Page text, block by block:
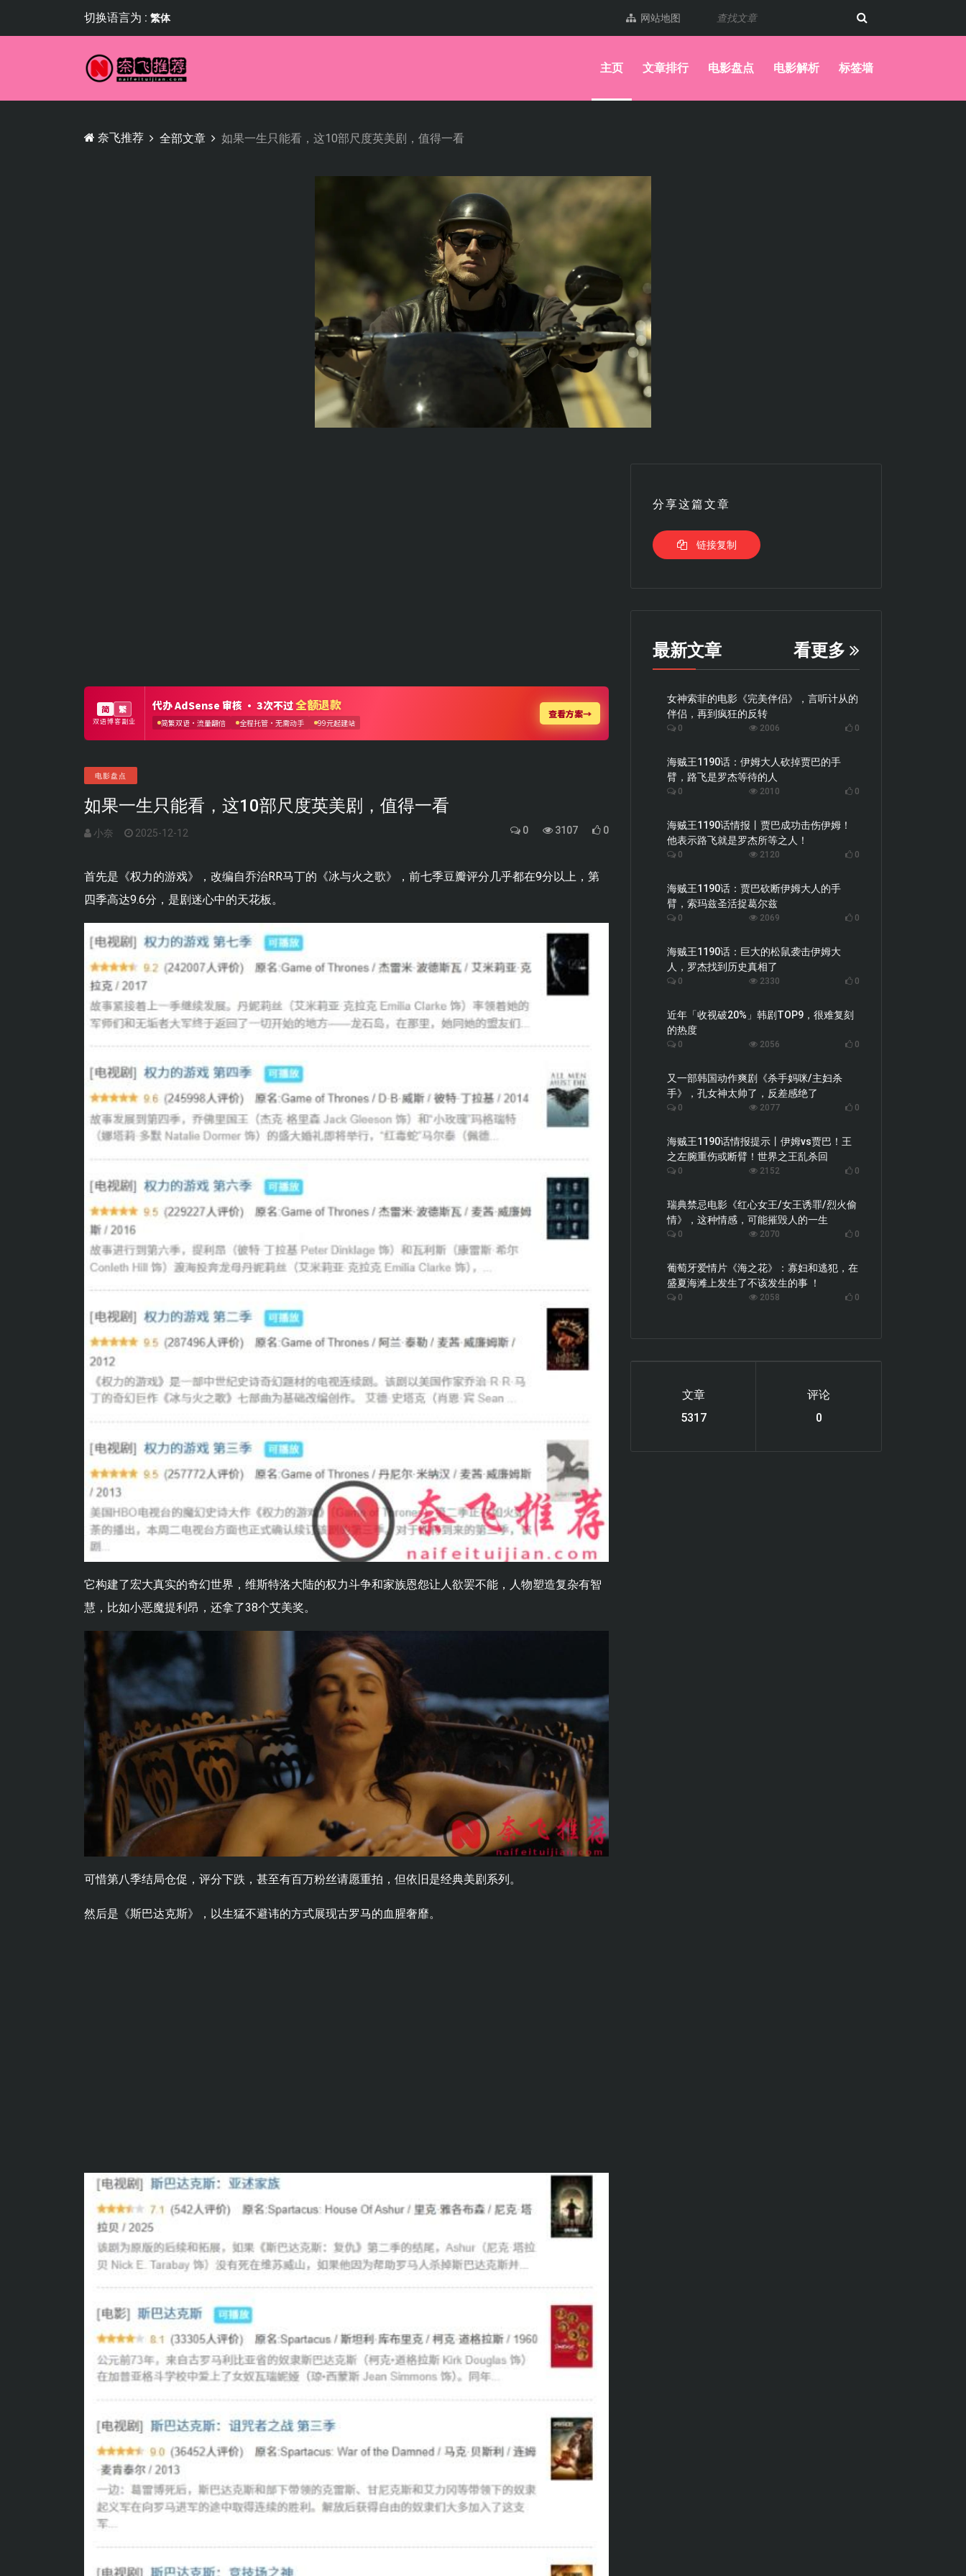
切换语言为 : 繁体 网站地图
主页 文章排行 电影盘点 电影解析 标签墙
奈飞推荐 全部文章 如果一生只能看，这10部尺度英美剧，值得一看
电影盘点
如果一生只能看，这10部尺度英美剧，值得一看
小奈 2025-12-12 0 3107 0
首先是《权力的游戏》，改编自乔治RR马丁的《冰与火之歌》，前七季豆瓣评分几乎都在9分以上，第
四季高达9.6分，是剧迷心中的天花板。
它构建了宏大真实的奇幻世界，维斯特洛大陆的权力斗争和家族恩怨让人欲罢不能，人物塑造复杂有智
慧，比如小恶魔提利昂，还拿了38个艾美奖。
可惜第八季结局仓促，评分下跌，甚至有百万粉丝请愿重拍，但依旧是经典美剧系列。
然后是《斯巴达克斯》，以生猛不避讳的方式展现古罗马的血腥奢靡。
分享这篇文章
链接复制
最新文章 看更多
女神索菲的电影《完美伴侣》，言听计从的
伴侣，再到疯狂的反转
0 2006 0
海贼王1190话：伊姆大人砍掉贾巴的手
臂，路飞是罗杰等待的人
0 2010 0
海贼王1190话情报丨贾巴成功击伤伊姆！
他表示路飞就是罗杰所等之人！
0 2120 0
海贼王1190话：贾巴砍断伊姆大人的手
臂，索玛兹圣活捉葛尔兹
0 2069 0
海贼王1190话：巨大的松鼠袭击伊姆大
人，罗杰找到历史真相了
0 2330 0
近年「收视破20%」韩剧TOP9，很难复刻
的热度
0 2056 0
又一部韩国动作爽剧《杀手妈咪/主妇杀
手》，孔女神太帅了，反差感绝了
0 2077 0
海贼王1190话情报提示丨伊姆vs贾巴！王
之左腕重伤或断臂！世界之王乱杀回
0 2152 0
瑞典禁忌电影《红心女王/女王诱罪/烈火偷
情》，这种情感，可能摧毁人的一生
0 2070 0
葡萄牙爱情片《海之花》：寡妇和逃犯，在
盛夏海滩上发生了不该发生的事 ！
0 2058 0
文章
6112
评论
0